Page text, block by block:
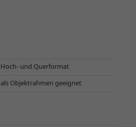
Hoch- und Querformat
als Objektrahmen geeignet